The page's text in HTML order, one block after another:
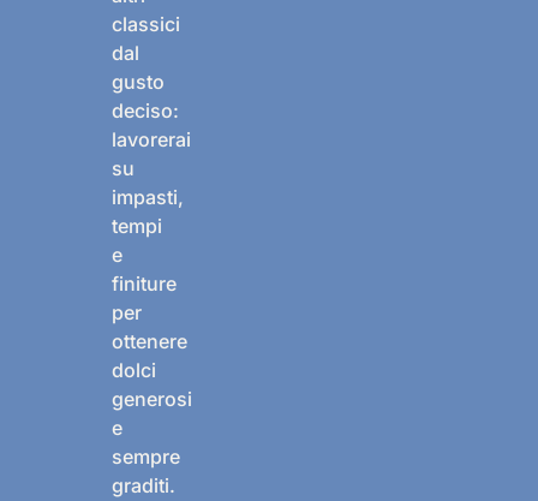
classici
dal
gusto
deciso:
lavorerai
su
impasti,
tempi
e
finiture
per
ottenere
dolci
generosi
e
sempre
graditi.